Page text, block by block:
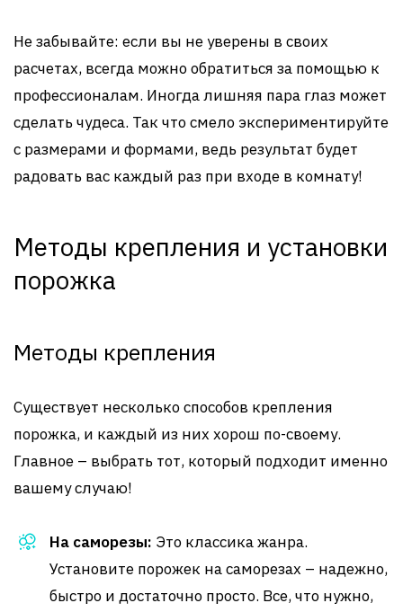
Не забывайте: если вы не уверены в своих
расчетах, всегда можно обратиться за помощью к
профессионалам. Иногда лишняя пара глаз может
сделать чудеса. Так что смело экспериментируйте
с размерами и формами, ведь результат будет
радовать вас каждый раз при входе в комнату!
Методы крепления и установки
порожка
Методы крепления
Существует несколько способов крепления
порожка, и каждый из них хорош по-своему.
Главное – выбрать тот, который подходит именно
вашему случаю!
На саморезы: Это классика жанра.
Установите порожек на саморезах – надежно,
быстро и достаточно просто. Все, что нужно,